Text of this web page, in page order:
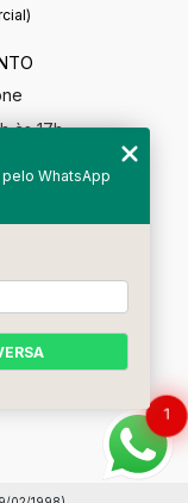
às 17h
1
WhatsApp